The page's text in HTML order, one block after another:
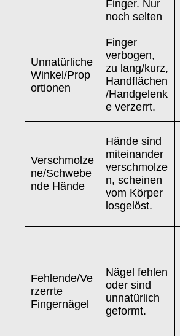
Finger. Nur
noch selten
Unnatürliche
Winkel/Prop
ortionen
Finger
verbogen,
zu lang/kurz,
Handflächen
/Handgelenk
e verzerrt.
Verschmolze
ne/Schwebe
nde Hände
Hände sind
miteinander
verschmolze
n, scheinen
vom Körper
losgelöst.
Fehlende/Ve
rzerrte
Fingernägel
Nägel fehlen
oder sind
unnatürlich
geformt.